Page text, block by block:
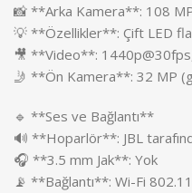
📸 **Arka Kamera**: 108
💡 **Özellikler**: Çift LED
🎥 **Video**:
🤳 **Ön Kamera**: 32 MP
🔹 **Ses ve Bağlantı**
🔊 **Hoparlör**: JBL
🎧 **3.5 mm Jak**: Yok
📡 **Bağlantı**: Wi-Fi